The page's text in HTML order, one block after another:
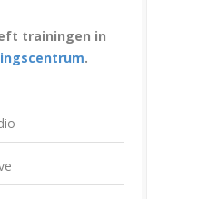
trainingen in
.